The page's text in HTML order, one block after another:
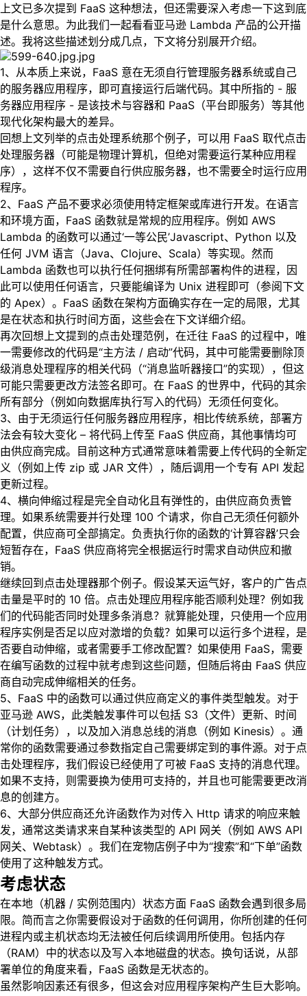
上文已多次提到 FaaS 这种想法，但还需要深入考虑一下这到底
是什么意思。为此我们一起看看亚马逊 Lambda 产品的公开描
述。我将这些描述划分成几点，下文将分别展开介绍。
1、从本质上来说，FaaS 意在无须自行管理服务器系统或自己
的服务器应用程序，即可直接运行后端代码。其中所指的 - 服
务器应用程序 - 是该技术与容器和 PaaS（平台即服务）等其他
现代化架构最大的差异。
回想上文列举的点击处理系统那个例子，可以用 FaaS 取代点击
处理服务器（可能是物理计算机，但绝对需要运行某种应用程
序），这样不仅不需要自行供应服务器，也不需要全时运行应用
程序。
2、FaaS 产品不要求必须使用特定框架或库进行开发。在语言
和环境方面，FaaS 函数就是常规的应用程序。例如 AWS
Lambda 的函数可以通过‘一等公民’Javascript、Python 以及
任何 JVM 语言（Java、Clojure、Scala）等实现。然而
Lambda 函数也可以执行任何捆绑有所需部署构件的进程，因
此可以使用任何语言，只要能编译为 Unix 进程即可（参阅下文
的 Apex）。FaaS 函数在架构方面确实存在一定的局限，尤其
是在状态和执行时间方面，这些会在下文详细介绍。
再次回想上文提到的点击处理范例，在迁往 FaaS 的过程中，唯
一需要修改的代码是“主方法 / 启动”代码，其中可能需要删除顶
级消息处理程序的相关代码（“消息监听器接口”的实现），但这
可能只需要更改方法签名即可。在 FaaS 的世界中，代码的其余
所有部分（例如向数据库执行写入的代码）无须任何变化。
3、由于无须运行任何服务器应用程序，相比传统系统，部署方
法会有较大变化 – 将代码上传至 FaaS 供应商，其他事情均可
由供应商完成。目前这种方式通常意味着需要上传代码的全新定
义（例如上传 zip 或 JAR 文件），随后调用一个专有 API 发起
更新过程。
4、横向伸缩过程是完全自动化且有弹性的，由供应商负责管
理。如果系统需要并行处理 100 个请求，你自己无须任何额外
配置，供应商可全部搞定。负责执行你的函数的‘计算容器’只会
短暂存在，FaaS 供应商将完全根据运行时需求自动供应和撤
销。
继续回到点击处理器那个例子。假设某天运气好，客户的广告点
击量是平时的 10 倍。点击处理应用程序能否顺利处理？例如我
们的代码能否同时处理多条消息？就算能处理，只使用一个应用
程序实例是否足以应对激增的负载？如果可以运行多个进程，是
否要自动伸缩，或者需要手工修改配置？如果使用 FaaS，需要
在编写函数的过程中就考虑到这些问题，但随后将由 FaaS 供应
商自动完成伸缩相关的任务。
5、FaaS 中的函数可以通过供应商定义的事件类型触发。对于
亚马逊 AWS，此类触发事件可以包括 S3（文件）更新、时间
（计划任务），以及加入消息总线的消息（例如 Kinesis）。通
常你的函数需要通过参数指定自己需要绑定到的事件源。对于点
击处理程序，我们假设已经使用了可被 FaaS 支持的消息代理。
如果不支持，则需要换为使用可支持的，并且也可能需要更改消
息的创建方。
6、大部分供应商还允许函数作为对传入 Http 请求的响应来触
发，通常这类请求来自某种该类型的 API 网关（例如 AWS API
网关、Webtask）。我们在宠物店例子中为“搜索”和“下单”函数
使用了这种触发方式。
考虑状态
在本地（机器 / 实例范围内）状态方面 FaaS 函数会遇到很多局
限。简而言之你需要假设对于函数的任何调用，你所创建的任何
进程内或主机状态均无法被任何后续调用所使用。包括内存
（RAM）中的状态以及写入本地磁盘的状态。换句话说，从部
署单位的角度来看，FaaS 函数是无状态的。
虽然影响因素还有很多，但这会对应用程序架构产生巨大影响。